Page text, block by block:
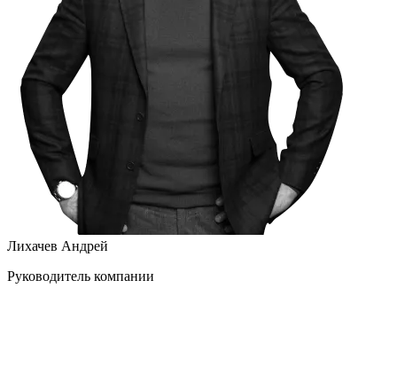
Лихачев Андрей
Руководитель компании